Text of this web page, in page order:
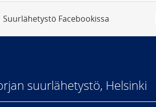
Suurlähetystö Facebookissa
suurlähetystö, Helsinki